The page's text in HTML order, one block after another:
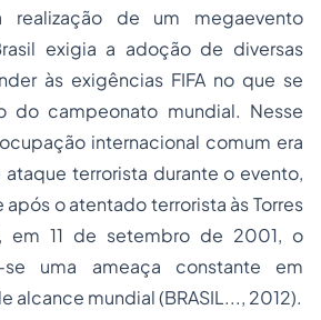
realização de um megaevento
exigia a adoção de diversas
às exigências FIFA no que se
do campeonato mundial. Nesse
internacional comum era
terrorista durante o evento,
o atentado terrorista às Torres
em 11 de setembro de 2001, o
se uma ameaça constante em
alcance mundial (BRASIL..., 2012).